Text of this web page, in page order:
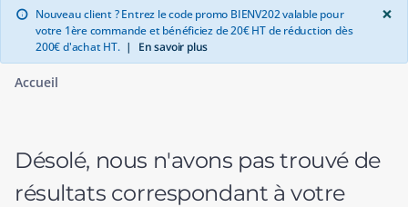
info Nouveau client ? Entrez le code promo BIENV202 valable pour
votre 1ère commande et bénéficiez de 20€ HT de réduction dès
200€ d'achat HT. | En savoir plus
×
Accueil
Désolé, nous n'avons pas trouvé de
résultats correspondant à votre